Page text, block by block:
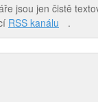
jsou jen čistě
RSS kanálu .